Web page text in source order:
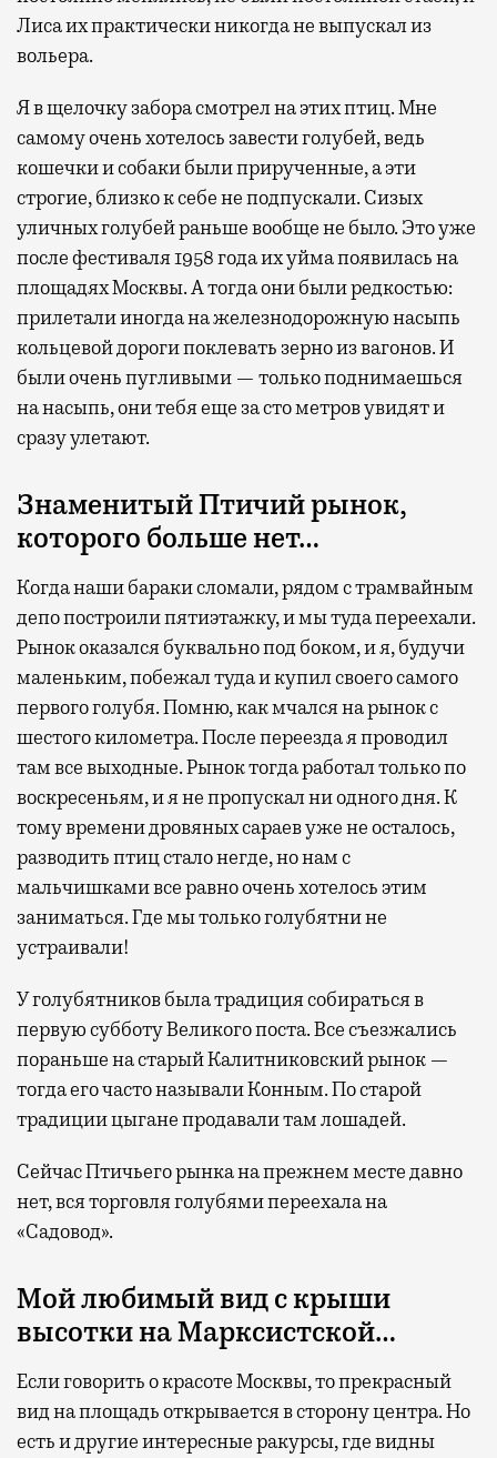
Лиса их практически никогда не выпускал из
вольера.
Я в щелочку забора смотрел на этих птиц. Мне
самому очень хотелось завести голубей, ведь
кошечки и собаки были прирученные, а эти
строгие, близко к себе не подпускали. Сизых
уличных голубей раньше вообще не было. Это уже
после фестиваля 1958 года их уйма появилась на
площадях Москвы. А тогда они были редкостью:
прилетали иногда на железнодорожную насыпь
кольцевой дороги поклевать зерно из вагонов. И
были очень пугливыми — только поднимаешься
на насыпь, они тебя еще за сто метров увидят и
сразу улетают.
Знаменитый Птичий рынок,
которого больше нет…
Когда наши бараки сломали, рядом с трамвайным
депо построили пятиэтажку, и мы туда переехали.
Рынок оказался буквально под боком, и я, будучи
маленьким, побежал туда и купил своего самого
первого голубя. Помню, как мчался на рынок с
шестого километра. После переезда я проводил
там все выходные. Рынок тогда работал только по
воскресеньям, и я не пропускал ни одного дня. К
тому времени дровяных сараев уже не осталось,
разводить птиц стало негде, но нам с
мальчишками все равно очень хотелось этим
заниматься. Где мы только голубятни не
устраивали!
У голубятников была традиция собираться в
первую субботу Великого поста. Все съезжались
пораньше на старый Калитниковский рынок —
тогда его часто называли Конным. По старой
традиции цыгане продавали там лошадей.
Сейчас Птичьего рынка на прежнем месте давно
нет, вся торговля голубями переехала на
«Садовод».
Мой любимый вид с крыши
высотки на Марксистской…
Если говорить о красоте Москвы, то прекрасный
вид на площадь открывается в сторону центра. Но
есть и другие интересные ракурсы, где видны